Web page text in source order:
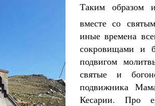
Таким образом
вместе со
иные времена
сокровищами и
подвигом
святые и
подвижника
Кесарии. Про